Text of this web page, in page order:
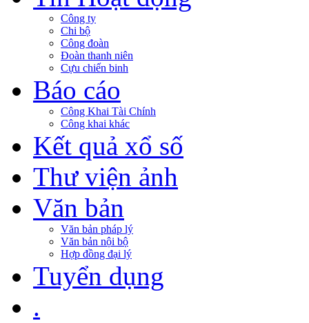
Công ty
Chi bộ
Công đoàn
Đoàn thanh niên
Cựu chiến binh
Báo cáo
Công Khai Tài Chính
Công khai khác
Kết quả xổ số
Thư viện ảnh
Văn bản
Văn bản pháp lý
Văn bản nội bộ
Hợp đồng đại lý
Tuyển dụng
.